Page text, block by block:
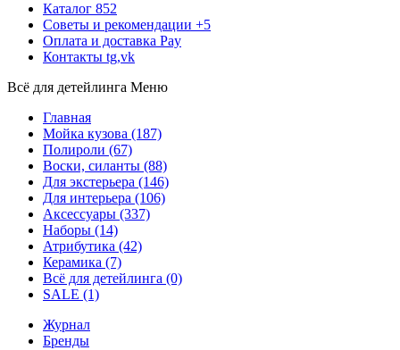
Каталог 852
Советы и рекомендации +5
Оплата и доставка Pay
Контакты tg,vk
Всё для детейлинга Меню
Главная
Мойка кузова (187)
Полироли (67)
Воски, силанты (88)
Для экстерьера (146)
Для интерьера (106)
Аксессуары (337)
Наборы (14)
Атрибутика (42)
Керамика (7)
Всё для детейлинга (0)
SALE (1)
Журнал
Бренды